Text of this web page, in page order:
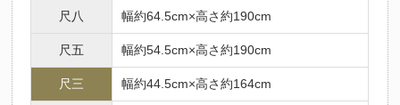
尺八 幅約64.5cm×高さ約190cm
尺五 幅約54.5cm×高さ約190cm
尺三 幅約44.5cm×高さ約164cm